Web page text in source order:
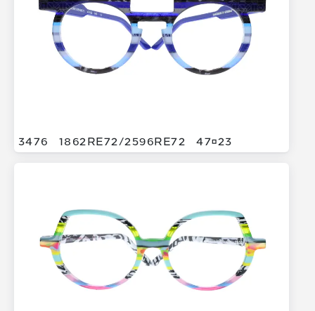
3476 1862RE72/2596RE72 4723